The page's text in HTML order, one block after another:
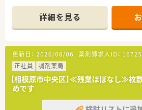
入れています
■18時までご勤務できる方歓迎！
■紙薬歴なのでPC操作が苦手な方でも
■マイカー通勤OK
≪こんな企業です≫
■相模原市に3店舗展開
■社長も薬剤師で現場にも入っている
だけます
■現場でのOJT研修を通して、少しずつ
詳細を見る
更新日： 2026/08/06 薬剤師求人ID：
正社員
調剤薬局
【相模原市中央区】≪残業ほぼなし≫枚
めです